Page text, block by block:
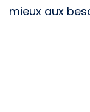
mieux aux